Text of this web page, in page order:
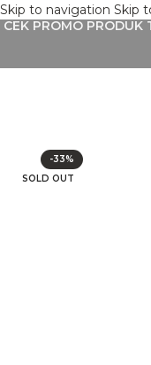
Skip to navigation Skip
CEK PROMO PRODUK
-33%
SOLD OUT